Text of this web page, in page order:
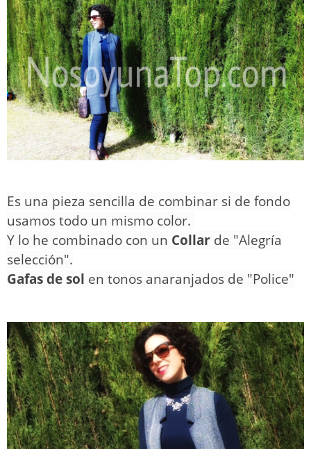
Es una pieza sencilla de combinar si de fondo
usamos todo un mismo color.
Y lo he combinado con un Collar de "Alegría
selección".
Gafas de sol en tonos anaranjados de "Police"